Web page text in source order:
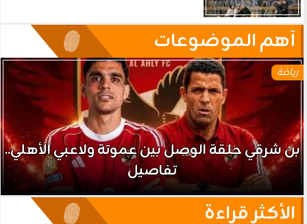
آهم الموضوعات
رياضة
بن شرقي حلقة الوصل بين عموتة ولاعبي الأهلي..
تفاصيل
الأكثر قراءة